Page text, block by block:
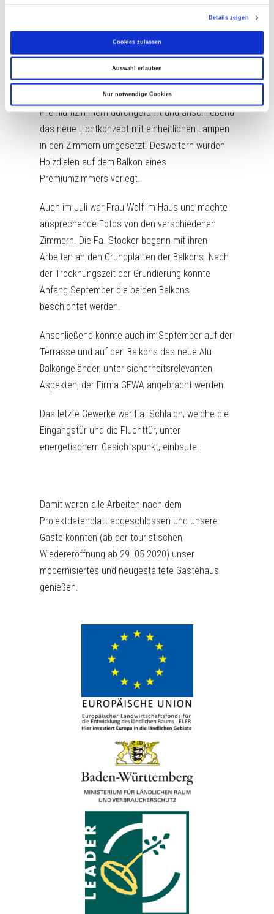
Details zeigen
Cookies zulassen
Auswahl erlauben
Nur notwendige Cookies
der Bepflanzung vollständig abgeschlossen.
Gleichzeitig hat die Fa. Rapp mit den ersten
für das neugestaltete Standardzimmer.
Im Juni wurden die Bodenbelegarbeiten in den
Premiumzimmern durchgeführt und anschließend
das neue Lichtkonzept mit einheitlichen Lampen
in den Zimmern umgesetzt. Desweitern wurden
Holzdielen auf dem Balkon eines
Premiumzimmers verlegt.
Auch im Juli war Frau Wolf im Haus und machte
ansprechende Fotos von den verschiedenen
Zimmern. Die Fa. Stocker begann mit ihren
Arbeiten an den Grundplatten der Balkons. Nach
der Trocknungszeit der Grundierung konnte
Anfang September die beiden Balkons
beschichtet werden.
Anschließend konnte auch im September auf der
Terrasse und auf den Balkons das neue Alu-
Balkongeländer, unter sicherheitsrelevanten
Aspekten, der Firma GEWA angebracht werden.
Das letzte Gewerke war Fa. Schlaich, welche die
Eingangstür und die Fluchttür, unter
energetischem Gesichtspunkt, einbaute.
Damit waren alle Arbeiten nach dem
Projektdatenblatt abgeschlossen und unsere
Gäste konnten (ab der touristischen
Wiedereröffnung ab 29. 05.2020) unser
modernisiertes und neugestaltete Gästehaus
genießen.